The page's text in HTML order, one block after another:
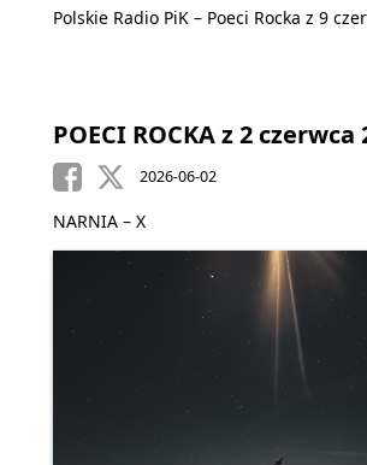
Polskie Radio PiK – Poeci Rocka z 9
POECI ROCKA z 2 czerwca
2026-06-02
NARNIA – X